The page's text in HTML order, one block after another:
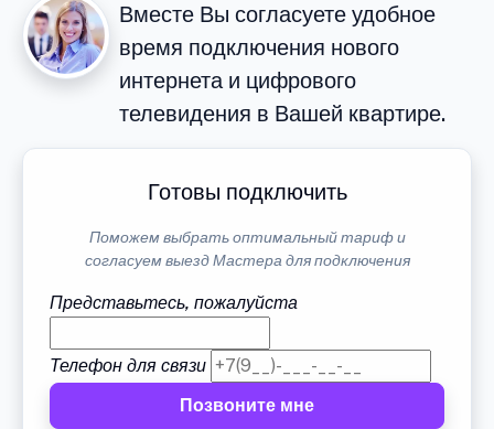
Вместе Вы согласуете удобное
время подключения нового
интернета и цифрового
телевидения в Вашей квартире.
Готовы подключить
Поможем выбрать оптимальный тариф и
согласуем выезд Мастера для подключения
Представьтесь, пожалуйста
Телефон для связи
Позвоните мне